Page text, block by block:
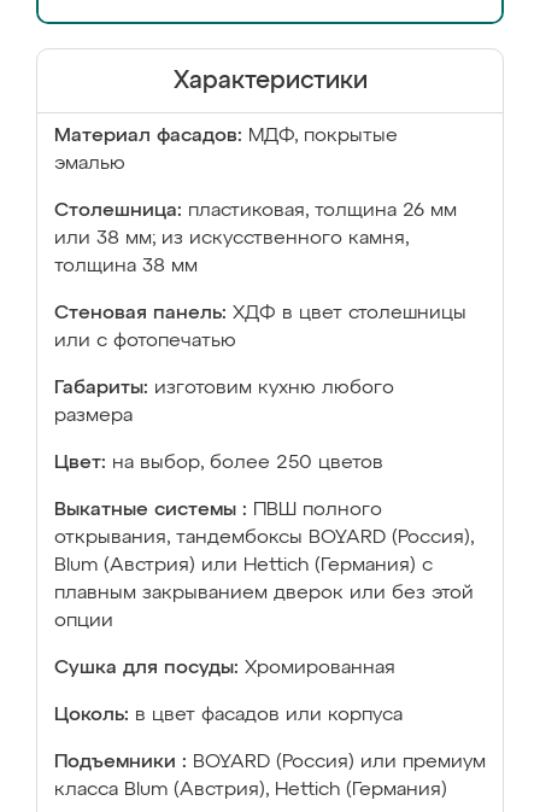
Характеристики
Материал фасадов: МДФ, покрытые
эмалью
Столешница: пластиковая, толщина 26 мм
или 38 мм; из искусственного камня,
толщина 38 мм
Стеновая панель: ХДФ в цвет столешницы
или с фотопечатью
Габариты: изготовим кухню любого
размера
Цвет: на выбор, более 250 цветов
Выкатные системы :
ПВШ полного
открывания, тандембоксы BOYARD (Россия),
Blum (Австрия) или Hettich (Германия) с
плавным закрыванием дверок или без этой
опции
Сушка для посуды: Хромированная
Цоколь: в цвет фасадов или корпуса
Подъемники : BOYARD (Россия) или премиум
класса Blum (Австрия), Hettich (Германия)